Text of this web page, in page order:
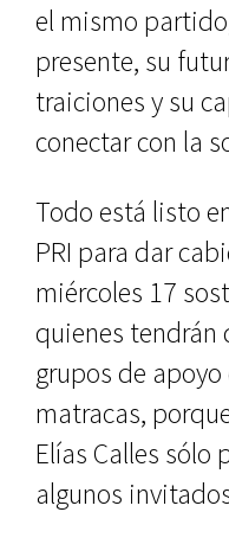
el mismo
presente, su
traiciones y su
conectar con la
Todo está listo
PRI para dar
miércoles 17
quienes tendrán
grupos de
matracas,
Elías Calles sólo
algunos